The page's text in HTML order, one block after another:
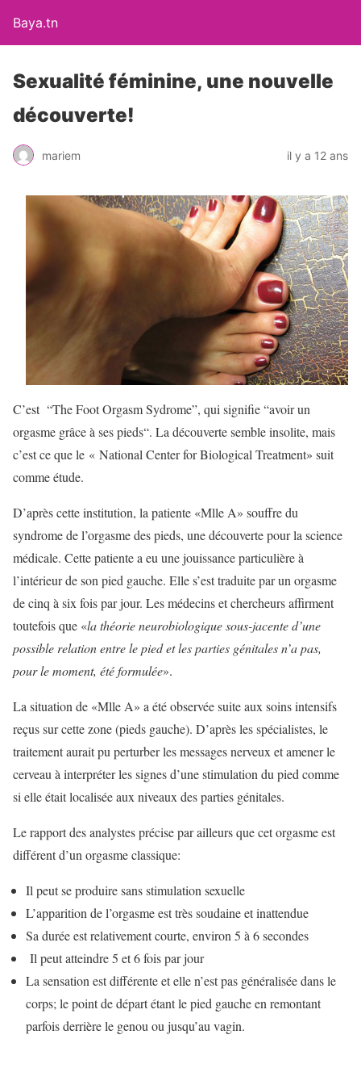
Baya.tn
Sexualité féminine, une nouvelle
découverte!
mariem il y a 12 ans
C’est “The Foot Orgasm Sydrome”, qui signifie “avoir un
orgasme grâce à ses pieds“. La découverte semble insolite, mais
c’est ce que le « National Center for Biological Treatment» suit
comme étude.
D’après cette institution, la patiente «Mlle A» souffre du
syndrome de l’orgasme des pieds, une découverte pour la science
médicale. Cette patiente a eu une jouissance particulière à
l’intérieur de son pied gauche. Elle s’est traduite par un orgasme
de cinq à six fois par jour. Les médecins et chercheurs affirment
toutefois que «la théorie neurobiologique sous-jacente d’une
possible relation entre le pied et les parties génitales n’a pas,
pour le moment, été formulée».
La situation de «Mlle A» a été observée suite aux soins intensifs
reçus sur cette zone (pieds gauche). D’après les spécialistes, le
traitement aurait pu perturber les messages nerveux et amener le
cerveau à interpréter les signes d’une stimulation du pied comme
si elle était localisée aux niveaux des parties génitales.
Le rapport des analystes précise par ailleurs que cet orgasme est
différent d’un orgasme classique:
Il peut se produire sans stimulation sexuelle
L’apparition de l’orgasme est très soudaine et inattendue
Sa durée est relativement courte, environ 5 à 6 secondes
Il peut atteindre 5 et 6 fois par jour
La sensation est différente et elle n’est pas généralisée dans le
corps; le point de départ étant le pied gauche en remontant
parfois derrière le genou ou jusqu’au vagin.